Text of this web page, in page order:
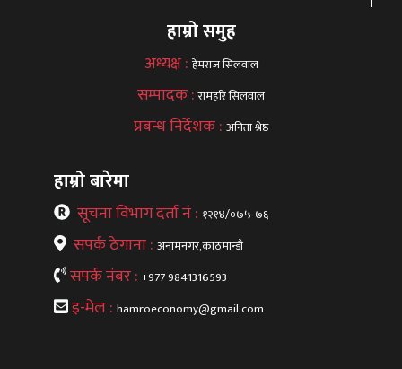
हाम्रो समुह
अध्यक्ष : हेमराज सिलवाल
सम्पादक :रामहरि सिलवाल
प्रबन्ध निर्देशक : अनिता श्रेष्ठ
हाम्रो बारेमा
सूचना विभाग दर्ता नं : १२१४/०७५-७६
सपर्क ठेगाना : अनामनगर,काठमान्डौ
सपर्क नंबर : +977 9841316593
इ-मेल : hamroeconomy@gmail.com